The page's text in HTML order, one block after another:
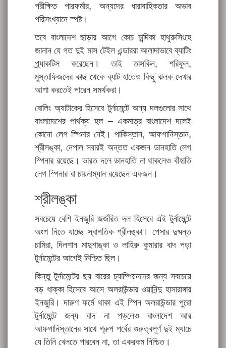
পরীক্ষিত পারফর্মার, অন্যদের ধারাবাহিকতার অভাব
পরিসংখ্যানে স্পষ্ট।
তবে বাংলাদেশ ছাড়ার আগে কোচ চান্দিকা হাথুরুসিংহে
জানান যে গত দুই মাস টেইল এন্ডাররা আলাদাভাবে ব্যাটিং
প্র্যাকটিস করেছেন। তাই তাসকিন, শরিফুল,
মুস্তাফিজদের কাছ থেকে ব্যাট হাতেও কিছু ঝলক দেখার
আশা করতেই পারেন সমর্থকরা।
বোলিং অ্যাটাকের হিসেবে টুর্নামেন্টে অন্য দলগুলোর সাথে
বাংলাদেশের পার্থক্য হল – একমাত্র বাংলাদেশ দলেই
কোনো লেগ স্পিনার নেই। পাকিস্তান, আফগানিস্তান,
শ্রীলঙ্কা, নেপাল সবারই অন্তত একজন ডানহাতি লেগ
স্পিনার রয়েছে। ভারত দলে ডানহাতি না থাকলেও বাঁহাতি
লেগ স্পিনার বা চায়নাম্যান রয়েছেন একজন।
শ্রীলঙ্কা
সবচেয়ে বেশি ইনজুরি জর্জরিত দল হিসেবে এই টুর্নামেন্টে
অংশ নিতে যাচ্ছে স্বাগতিক শ্রীলঙ্কা। পেসার দুষ্মন্ত
চামিরা, দিলশান মাদুশাঙ্কা ও লাহিরু কুমারার বাদ পড়া
টুর্নামেন্টের আগেই নিশ্চিত ছিল।
কিন্তু টুর্নামেন্টের ছয় বারের চ্যাম্পিয়নদের জন্য সবচেয়ে
বড় ধাক্কা হিসেবে আসে অলরাউন্ডার ওয়ানিন্দু হাসারাঙ্গার
ইনজুরি। দারুণ ফর্মে থাকা এই স্পিন অলরাউন্ডার পুরো
টুর্নামেন্টে জন্য বাদ না পড়লেও বাংলাদেশ আর
আফগানিস্তানের সাথে গ্রুপ পর্বের গুরুত্বপূর্ণ দুই ম্যাচে
যে তিনি খেলতে পারবেন না, তা একরকম নিশ্চিত।